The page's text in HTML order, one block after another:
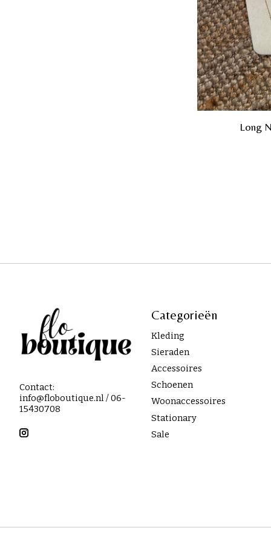
Long
Contact:
info@floboutique.nl/ 06-
15430708
Categorieën
Kleding
Sieraden
Accessoires
Schoenen
Woonaccessoires
Stationary
Sale